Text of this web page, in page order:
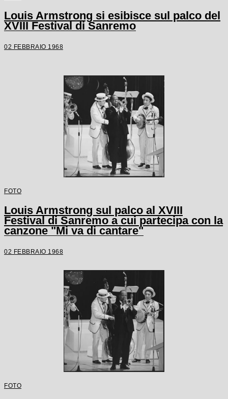
Louis Armstrong si esibisce sul palco del
XVIII Festival di Sanremo
02 FEBBRAIO 1968
FOTO
Louis Armstrong sul palco al XVIII
Festival di Sanremo a cui partecipa con la
canzone "Mi va di cantare"
02 FEBBRAIO 1968
FOTO